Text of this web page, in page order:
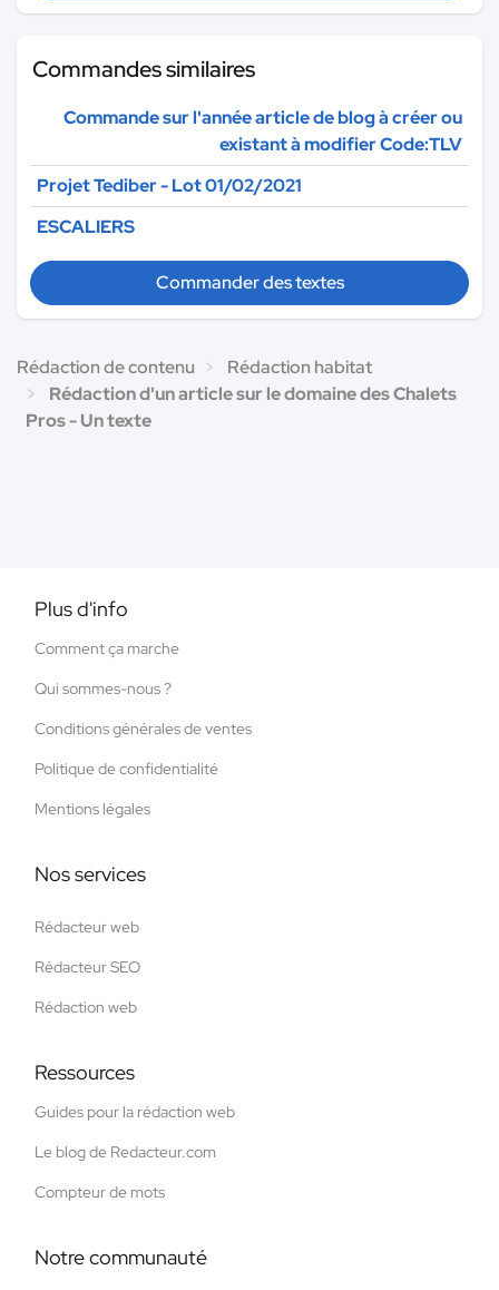
Commandes similaires
Commande sur l'année article de blog à créer ou
existant à modifier Code:TLV
Projet Tediber - Lot 01/02/2021
ESCALIERS
Commander des textes
Rédaction de contenu
Rédaction habitat
Rédaction d'un article sur le domaine des Chalets
Pros - Un texte
Plus d'info
Comment ça marche
Qui sommes-nous ?
Conditions générales de ventes
Politique de confidentialité
Mentions légales
Nos services
Rédacteur web
Rédacteur SEO
Rédaction web
Ressources
Guides pour la rédaction web
Le blog de Redacteur.com
Compteur de mots
Notre communauté